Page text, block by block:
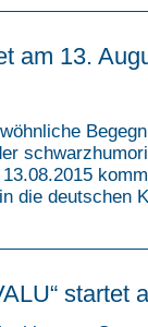
am 13.
die deutschen
startet